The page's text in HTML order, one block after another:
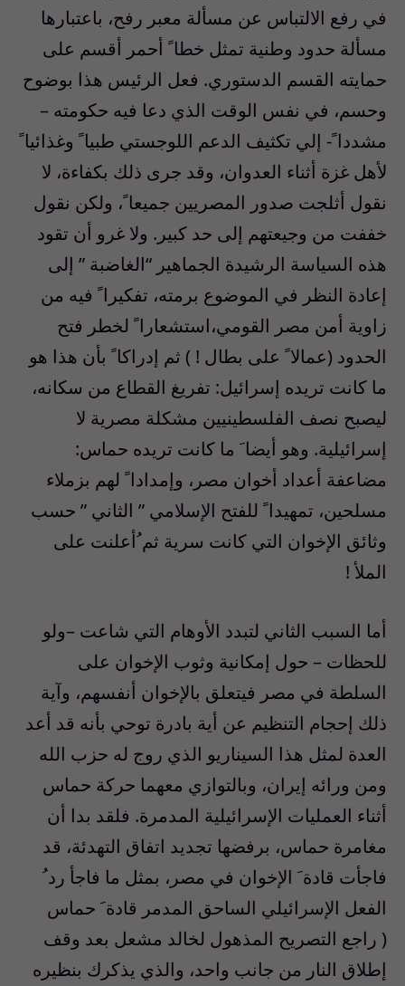
في رفع الالتباس عن مسألة معبر رفح، باعتبارها
مسألة حدود وطنية تمثل خطا ً أحمر أقسم على
حمايته القسم الدستوري. فعل الرئيس هذا بوضوح
وحسم، في نفس الوقت الذي دعا فيه حكومته –
مشددا ً- إلي تكثيف الدعم اللوجستي طبيا ً وغذائيا ً
لأهل غزة أثناء العدوان، وقد جرى ذلك بكفاءة، لا
نقول أثلجت صدور المصريين جميعا ً، ولكن نقول
خففت من وجيعتهم إلى حد كبير. ولا غرو أن تقود
هذه السياسة الرشيدة الجماهير “الغاضبة ” إلى
إعادة النظر في الموضوع برمته، تفكيرا ً فيه من
زاوية أمن مصر القومي،استشعارا ً لخطر فتح
الحدود (عمالا ً على بطال ! ) ثم إدراكا ً بأن هذا هو
ما كانت تريده إسرائيل: تفريغ القطاع من سكانه،
ليصبح نصف الفلسطينيين مشكلة مصرية لا
إسرائيلية. وهو أيضا َ ما كانت تريده حماس:
مضاعفة أعداد أخوان مصر، وإمدادا ً لهم بزملاء
مسلحين، تمهيدا ً للفتح الإسلامي ” الثاني ” حسب
وثائق الإخوان التي كانت سرية ثم ُأعلنت على
الملأ !
أما السبب الثاني لتبدد الأوهام التي شاعت –ولو
للحظات – حول إمكانية وثوب الإخوان على
السلطة في مصر فيتعلق بالإخوان أنفسهم، وآية
ذلك إحجام التنظيم عن أية بادرة توحي بأنه قد أعد
العدة لمثل هذا السيناريو الذي روج له حزب الله
ومن ورائه إيران، وبالتوازي معهما حركة حماس
أثناء العمليات الإسرائيلية المدمرة. فلقد بدا أن
مغامرة حماس، برفضها تجديد اتفاق التهدئة، قد
فاجأت قادة َ الإخوان في مصر، بمثل ما فاجأ رد ُ
الفعل الإسرائيلي الساحق المدمر قادة َ حماس
( راجع التصريح المذهول لخالد مشعل بعد وقف
إطلاق النار من جانب واحد، والذي يذكرك بنظيره